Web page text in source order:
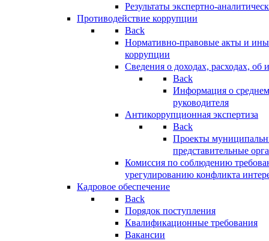
Результаты экспертно-
Противодействие коррупции
Back
Нормативно-правовые акты и
коррупции
Сведения о доходах, расходах, об
Back
Информация о
руководителя
Антикоррупционная экспертиза
Back
Проекты
представительные
Комиссия по соблюдению
урегулированию конфликта
Кадровое обеспечение
Back
Порядок поступления
Квалификационные требования
Вакансии